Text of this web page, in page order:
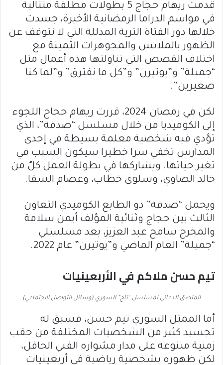
قدمت ريهام حجاج 5 بطولات مطلقة متتالية
في مواسم الدراما الرمضانية الأخيرة، جسدت
خلالها دور الفتاة الثرية المدللة التي لا تتوقف عن
الظهور بالملابس والمجوهرات الثمينة مع
اختلاف القصص التي تناولتها هذه أعمال مثل
“جميلة” و”يوتيرن” و”كل ما نفترق” و”لما كنا
صغيرين”.
لكن في رمضان 2024، قررت ريهام حجاج اللجوء
إلى الكوميديا من خلال مسلسل “صدفة”، الذي
تؤدي فيه شخصية معلمة بسيطة في إحدى
المدارس تخفي سرا خطيرا سيكون السبب في
تغير حياتها. ويشاركها في بطولة العمل كلٌ من
خالد الصاوي، وسلوى خطاب، وعصام السقا.
ويحمل “صدفة” ذو الطابع الكوميدي التعاون
الثالث بين حجاج وثنائية المؤلف أيمن سلامة
والمخرج سامح عبد العزيز، بعد مسلسلي
“جميلة” العام الماضي و”يوتيرن” عام 2022.
تيم حسن ملاكم في الأربعينيات
الملصق الدعائي لمسلسل “تاج” السوري (وسائل التواصل الاجتماعي)
أما الممثل السوري تيم حسن، فسبق له
تجسيد كثير من الشخصيات المختلفة من حقب
زمنية متنوعة على مدار مشواره الفني الحافل،
لكن ظهوره بشخصية رياضية في أربعينيات